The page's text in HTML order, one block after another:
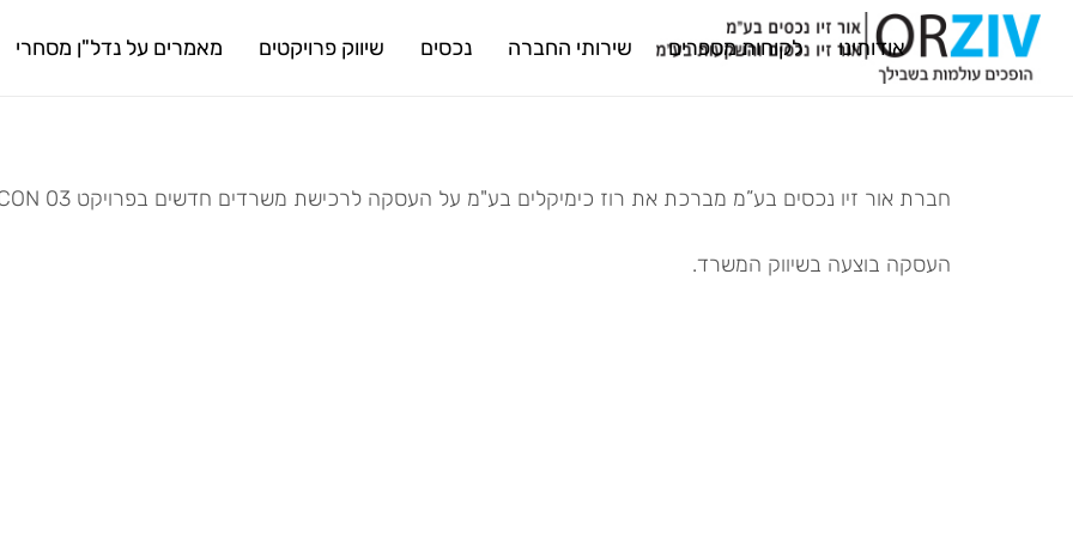
אודותינו לקוחות מספרים שירותי החברה נכסים שיווק פרויקטים מאמרים על נדל"ן מסחרי
חברת אור זיו נכסים בע”מ מברכת את רוז כימיקלים בע"מ על העסקה לרכישת משרדים חדשים בפרויקט ICON 03 חולון. היה לנו כיף גדול לעבוד מולכם, בהצלחה!
העסקה בוצעה בשיווק המשרד.